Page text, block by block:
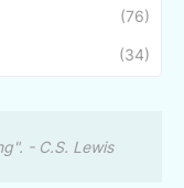
(76)
(34)
- C.S. Lewis